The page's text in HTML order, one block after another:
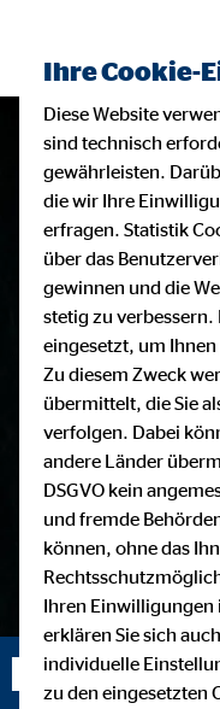
Ihre Cookie-
Diese Website
sind technisch
gewährleisten.
die wir Ihre
erfragen. Statistik
über das
gewinnen und die
stetig zu
eingesetzt, um
Zu diesem Zweck
übermittelt, die Sie
verfolgen. Dabei
andere Länder
DSGVO kein
und fremde
können, ohne das
Ihren Einwilligungen
erklären Sie sich
individuelle
zu den eingesetzten